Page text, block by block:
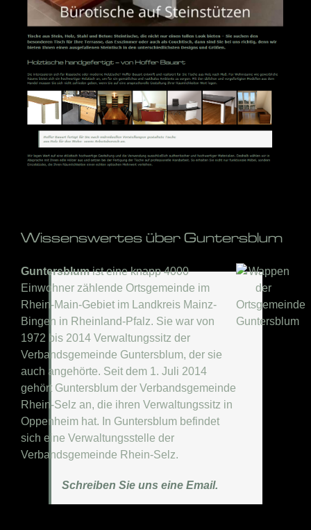
Wissenswertes über Guntersblum
Guntersblumist eine knapp 4000
Einwohner zählende Ortsgemeinde im
Rhein-Main-Gebiet im Landkreis Mainz-
Bingen in Rheinland-Pfalz. Sie war von
1972 bis 2014 Verwaltungssitz der
Verbandsgemeinde Guntersblum, der sie
auch angehörte. Seit dem 1. Juli 2014
gehört Guntersblum der Verbandsgemeinde
Rhein-Selz an, die ihren Verwaltungssitz in
Oppenheim hat. In Guntersblum befindet
sich eine Verwaltungsstelle der
Verbandsgemeinde Rhein-Selz.
Schreiben Sie uns eine Email.